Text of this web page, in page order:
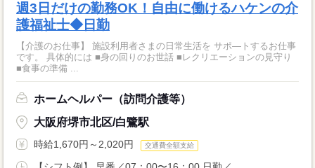
週3日だけの勤務OK！自由に働けるハケンの介
護福祉士◆日勤
【介護のお仕事】 施設利用者さまの日常生活を サポ―トするお仕事
です。 具体的には ■身の回りのお世話 ■レクリエーションの見守り
■食事の準備 ...
ホームヘルパー（訪問介護等）
大阪府堺市北区/白鷺駅
時給1,670円～2,020円 交通費全額支給